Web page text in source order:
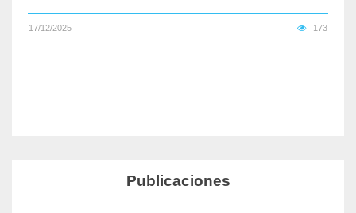
17/12/2025 173
Publicaciones